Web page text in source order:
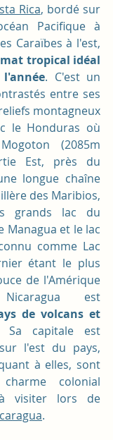
Rica, bordé sur
Pacifique à
Caraïbes à l'est,
tropical idéal
. C'est un
entre ses
montagneux
le Honduras où
(2085m
Est, près du
longue chaîne
des Maribios,
grands lac du
Managua et le lac
comme Lac
étant le plus
de l'Amérique
est
de volcans et
Sa capitale est
l'est du pays,
à elles, sont
colonial
à visiter lors de
.